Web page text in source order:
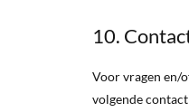
10.
Voor vragen en/
volgende